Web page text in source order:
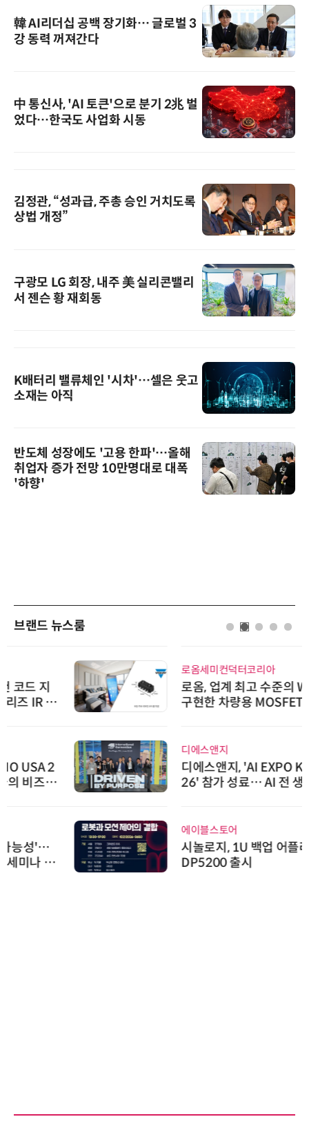
韓 AI리더십 공백 장기화… 글로벌 3
강 동력 꺼져간다
中 통신사, 'AI 토큰'으로 분기 2兆 벌
었다…한국도 사업화 시동
김정관, “성과급, 주총 승인 거치도록
상법 개정”
구광모 LG 회장, 내주 美 실리콘밸리
서 젠슨 황 재회동
K배터리 밸류체인 '시차'…셀은 웃고
소재는 아직
반도체 성장에도 '고용 한파'…올해
취업자 증가 전망 10만명대로 대폭
'하향'
브랜드 뉴스룸
로옴세미컨덕터코리아
로옴, 업계 최고 수준의 Wide-SOA
구현한 차량용 MOSFET 개발
디에스앤지, 'AI EXPO KOREA 20
26' 참가 성료… AI 전 생애주기 아
우르는 통합 솔루션 선봬
시놀로지, 1U 백업 어플라이언스
DP5200 출시